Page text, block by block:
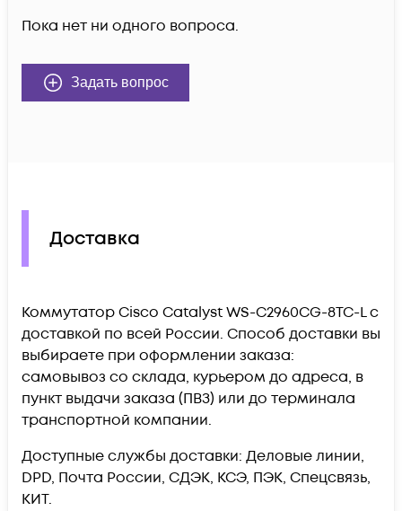
Пока нет ни одного вопроса.
Задать вопрос
Доставка
Коммутатор Cisco Catalyst WS-C2960CG-8TC-L c
доставкой по всей России. Способ доставки вы
выбираете при оформлении заказа:
самовывоз со склада, курьером до адреса, в
пункт выдачи заказа (ПВЗ) или до терминала
транспортной компании.
Доступные службы доставки: Деловые линии,
DPD, Почта России, СДЭК, КСЭ, ПЭК, Спецсвязь,
КИТ.